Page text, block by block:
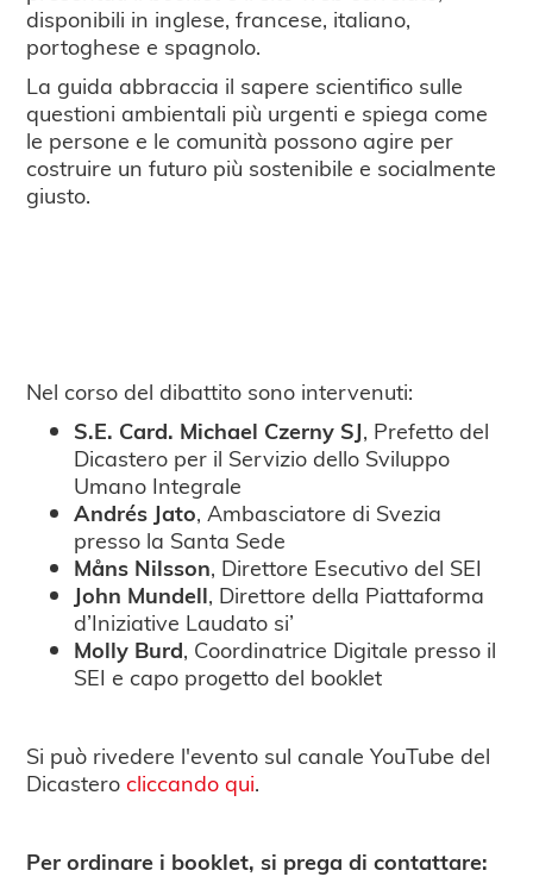
disponibili in inglese, francese, italiano,
portoghese e spagnolo.
La guida abbraccia il sapere scientifico sulle
questioni ambientali più urgenti e spiega come
le persone e le comunità possono agire per
costruire un futuro più sostenibile e socialmente
giusto.
Nel corso del dibattito sono intervenuti:
S.E. Card. Michael Czerny SJ, Prefetto del
Dicastero per il Servizio dello Sviluppo
Umano Integrale
Andrés Jato, Ambasciatore di Svezia
presso la Santa Sede
Måns Nilsson, Direttore Esecutivo del SEI
John Mundell, Direttore della Piattaforma
d’Iniziative Laudato si’
Molly Burd, Coordinatrice Digitale presso il
SEI e capo progetto del booklet
Si può rivedere l'evento sul canale YouTube del
Dicasterocliccando qui.
Per ordinare i booklet, si prega di contattare: